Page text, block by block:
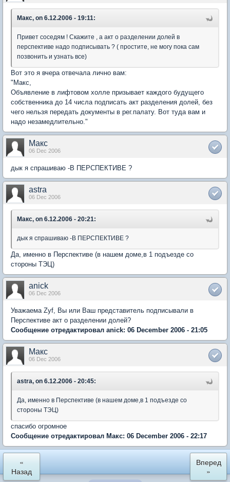
Макс, on 6.12.2006 - 19:11:
Привет соседям ! Скажите , а акт о разделении долей в
перспективе надо подписывать ? ( простите, не могу пока сам
позвонить и узнать все)
Вот это я вчера отвечала лично вам:
"Макс,
Объявление в лифтовом холле призывает каждого будущего
собственника до 14 числа подписать акт разделения долей, без
чего нельзя передать документы в рег.палату. Вот туда вам и
надо незамедлительно."
Макс
06 Dec 2006
дык я спрашиваю -В ПЕРСПЕКТИВЕ ?
astra
06 Dec 2006
Макс, on 6.12.2006 - 20:21:
дык я спрашиваю -В ПЕРСПЕКТИВЕ ?
Да, именно в Перспективе (в нашем доме,в 1 подъезде со
стороны ТЭЦ)
anick
06 Dec 2006
Уважаема Zyf, Вы или Ваш представитель подписывали в
Перспективе акт о разделении долей?
Сообщение отредактировал anick: 06 December 2006 - 21:05
Макс
06 Dec 2006
astra, on 6.12.2006 - 20:45:
Да, именно в Перспективе (в нашем доме,в 1 подъезде со
стороны ТЭЦ)
спасибо огромное
Сообщение отредактировал Макс: 06 December 2006 - 22:17
«
Назад
Вперед
»